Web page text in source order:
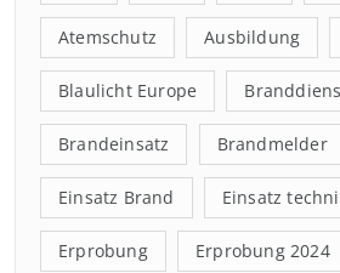
Atemschutz Ausbildung
Blaulicht Europe
Brandeinsatz Brandmelder
Einsatz Brand Einsatz
Erprobung Erprobung 2024